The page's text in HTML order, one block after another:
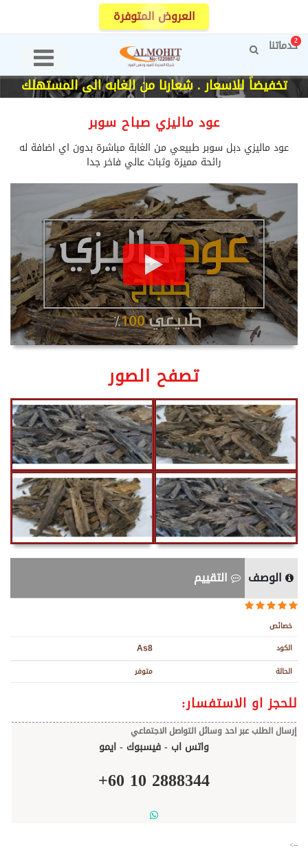
العروض المتوفرة
خدماتنا
2
تخفيضاً للاسعار . شعارنا من الغابه الى المستهلك
عود ماليزي صباح سوبر
عود ماليزي دبل سوبر طبيعي من الغابة مباشرة بدون اي اضافة له
رائحة مميزة وثبات عالي فاخر جدا
تصفح الصور
الوصف التقييم
خصائص
الكود
As8
الحالة متوفر
للحجز او الاستفسار:
إرسال الطلب عبر احد وسائل التواصل الاجتماعي
واتس اب - فيسبوك - ايمو
+60 10 2888344
-->